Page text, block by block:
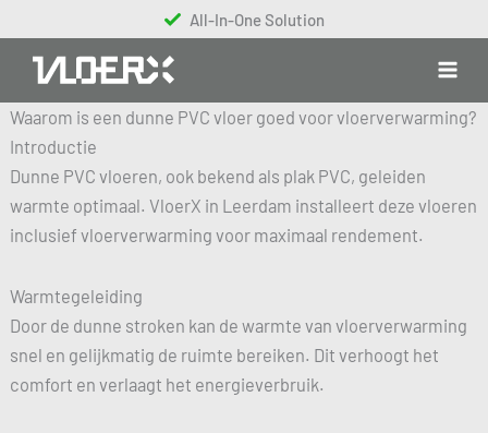
naar
inhoud
All-In-One Solution
Waarom is een dunne PVC vloer goed voor vloerverwarming?
Introductie
Dunne PVC vloeren, ook bekend als plak PVC, geleiden
warmte optimaal. VloerX in Leerdam installeert deze vloeren
inclusief vloerverwarming voor maximaal rendement.
Warmtegeleiding
Door de dunne stroken kan de warmte van vloerverwarming
snel en gelijkmatig de ruimte bereiken. Dit verhoogt het
comfort en verlaagt het energieverbruik.